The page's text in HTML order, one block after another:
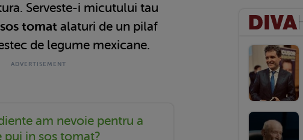
Serveste-i micutului tau
tomat alaturi de un pilaf
de legume mexicane.
am nevoie pentru a
pui in sos tomat?